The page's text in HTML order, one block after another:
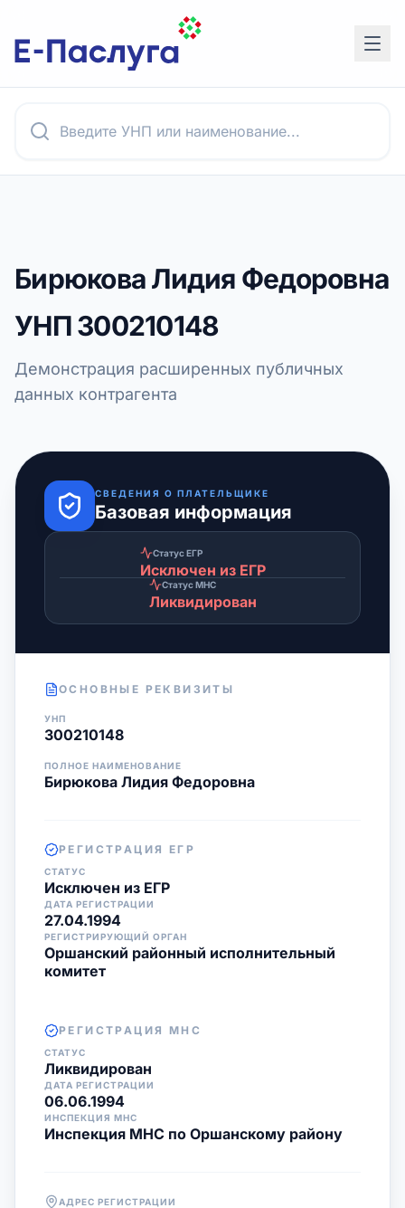
Бирюкова Лидия Федоровна
УНП300210148
Демонстрация расширенных публичных
данных контрагента
СВЕДЕНИЯ О ПЛАТЕЛЬЩИКЕ
Базовая информация
Статус ЕГР
Исключен из ЕГР
Статус МНС
Ликвидирован
ОСНОВНЫЕ РЕКВИЗИТЫ
УНП
300210148
ПОЛНОЕ НАИМЕНОВАНИЕ
Бирюкова Лидия Федоровна
РЕГИСТРАЦИЯ ЕГР
СТАТУС
Исключен из ЕГР
ДАТА РЕГИСТРАЦИИ
27.04.1994
РЕГИСТРИРУЮЩИЙ ОРГАН
Оршанский районный исполнительный
комитет
РЕГИСТРАЦИЯ МНС
СТАТУС
Ликвидирован
ДАТА РЕГИСТРАЦИИ
06.06.1994
ИНСПЕКЦИЯ МНС
Инспекция МНС по Оршанскому району
АДРЕС РЕГИСТРАЦИИ